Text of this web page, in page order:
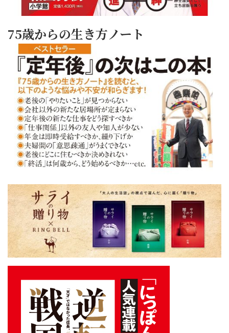
75歳からの生き方ノート